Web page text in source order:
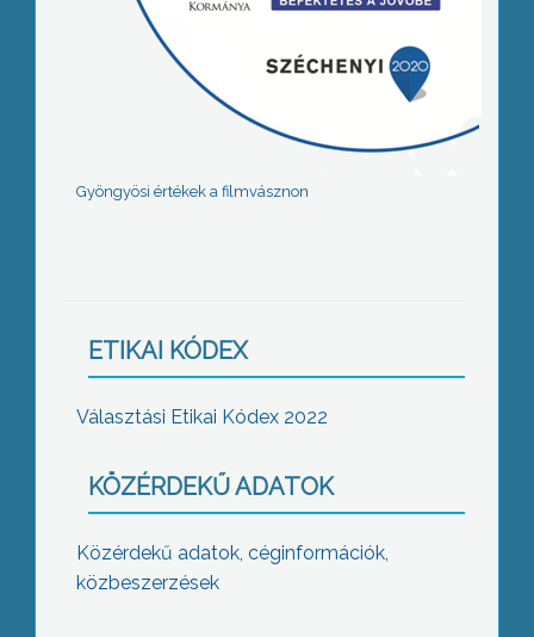
Gyöngyösi értékek a filmvásznon
ETIKAI KÓDEX
Választási Etikai Kódex 2022
KÖZÉRDEKŰ ADATOK
Közérdekű adatok, céginformációk,
közbeszerzések